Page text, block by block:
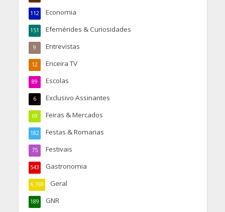
Economia
112
Efemérides & Curiosidades
151
Entrevistas
9
Ericeira TV
12
Escolas
89
Exclusivo Assinantes
6
Feiras & Mercados
69
Festas & Romarias
182
Festivais
75
Gastronomia
543
Geral
6.769
GNR
189